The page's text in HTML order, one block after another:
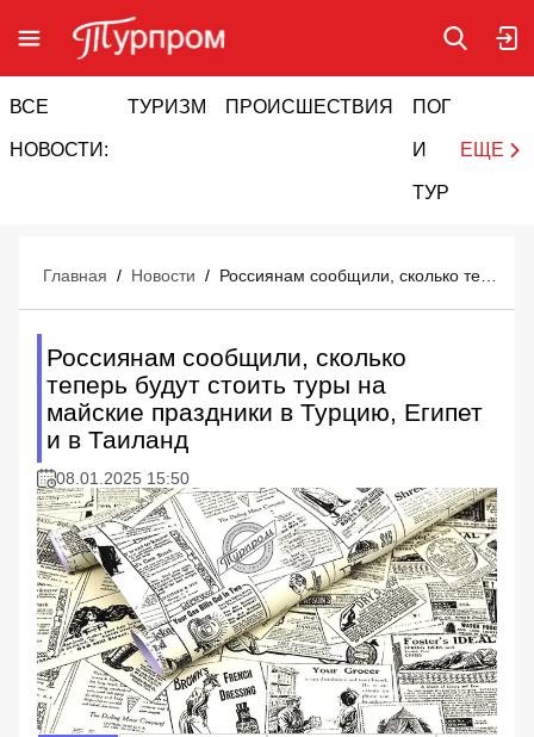
ВСЕ
НОВОСТИ:
ТУРИЗМ ПРОИСШЕСТВИЯ ПОГОДА
И
ТУРИЗМ
ЕЩЕ
Главная / Новости /
Россиянам сообщили, сколько
теперь будут стоить туры на
майские праздники в Турцию, Египет
и в Таиланд
08.01.2025 15:50